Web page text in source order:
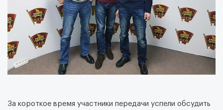
За короткое время участники передачи успели обсудить